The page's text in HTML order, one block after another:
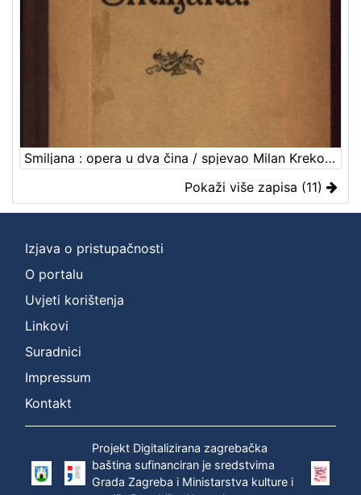
Smiljana : opera u dva čina / spjevao Milan Kreković ; (djelomice na osnovi Tomićeva "Pastorka") ; glazbotvorio F. S. Vilhar
Pokaži više zapisa (11)
Izjava o pristupačnosti
O portalu
Uvjeti korištenja
Linkovi
Suradnici
Impressum
Kontakt
Projekt Digitalizirana zagrebačka
baština sufinanciran je sredstvima
Grada Zagreba i Ministarstva kulture i